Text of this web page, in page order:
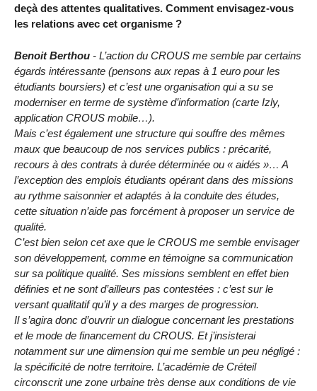
deçà des attentes qualitatives. Comment envisagez-vous
les relations avec cet organisme ?
Benoit Berthou - L’action du CROUS me semble par certains
égards intéressante (pensons aux repas à 1 euro pour les
étudiants boursiers) et c’est une organisation qui a su se
moderniser en terme de système d’information (carte Izly,
application CROUS mobile…).
Mais c’est également une structure qui souffre des mêmes
maux que beaucoup de nos services publics : précarité,
recours à des contrats à durée déterminée ou « aidés »… A
l’exception des emplois étudiants opérant dans des missions
au rythme saisonnier et adaptés à la conduite des études,
cette situation n’aide pas forcément à proposer un service de
qualité.
C’est bien selon cet axe que le CROUS me semble envisager
son développement, comme en témoigne sa communication
sur sa politique qualité. Ses missions semblent en effet bien
définies et ne sont d’ailleurs pas contestées : c’est sur le
versant qualitatif qu’il y a des marges de progression.
Il s’agira donc d’ouvrir un dialogue concernant les prestations
et le mode de financement du CROUS. Et j’insisterai
notamment sur une dimension qui me semble un peu négligé :
la spécificité de notre territoire. L’académie de Créteil
circonscrit une zone urbaine très dense aux conditions de vie